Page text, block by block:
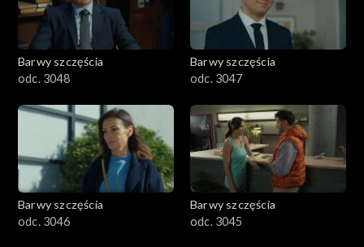
Barwy szczęścia
odc. 3048
Barwy szczęścia
odc. 3047
Barwy szczęścia
odc. 3046
Barwy szczęścia
odc. 3045